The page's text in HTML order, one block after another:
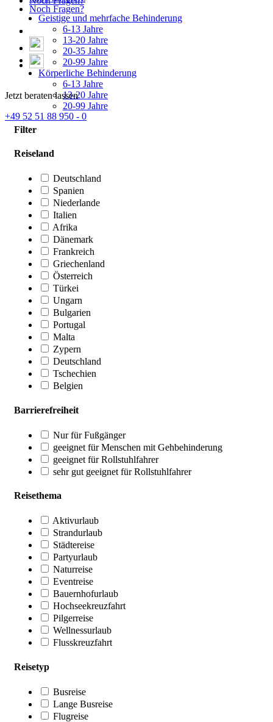
Noch Fragen?
Jetzt beraten lassen
+49 52 51 88 950 - 0
Geistige und mehrfache Behinderung
6-13 Jahre
13-20 Jahre
20-35 Jahre
20-99 Jahre
Körperliche Behinderung
6-13 Jahre
13-20 Jahre
20-99 Jahre
Filter
Reiseland
Deutschland
Spanien
Niederlande
Italien
Afrika
Dänemark
Frankreich
Griechenland
Österreich
Türkei
Ungarn
Bulgarien
Portugal
Malta
Zypern
Deutschland
Tschechien
Belgien
Barrierefreiheit
Nur für Fußgänger
geeignet für Menschen mit Gehbehinderung
geeignet für Rollstuhlfahrer
sehr gut geeignet für Rollstuhlfahrer
Reisethema
Aktivurlaub
Strandurlaub
Städtereise
Partyurlaub
Naturreise
Eventreise
Bauernhofurlaub
Hochseekreuzfahrt
Pilgerreise
Wellnessurlaub
Flusskreuzfahrt
Reisetyp
Busreise
Lange Busreise
Flugreise